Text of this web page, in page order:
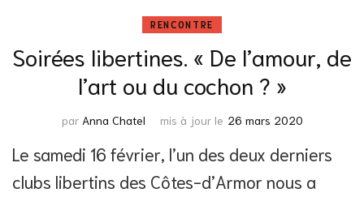
RENCONTRE
Soirées libertines. « De l’amour, de
l’art ou du cochon ? »
par Anna Chatel mis à jour le 26 mars 2020
Le samedi 16 février, l’un des deux derniers
clubs libertins des Côtes-d’Armor nous a